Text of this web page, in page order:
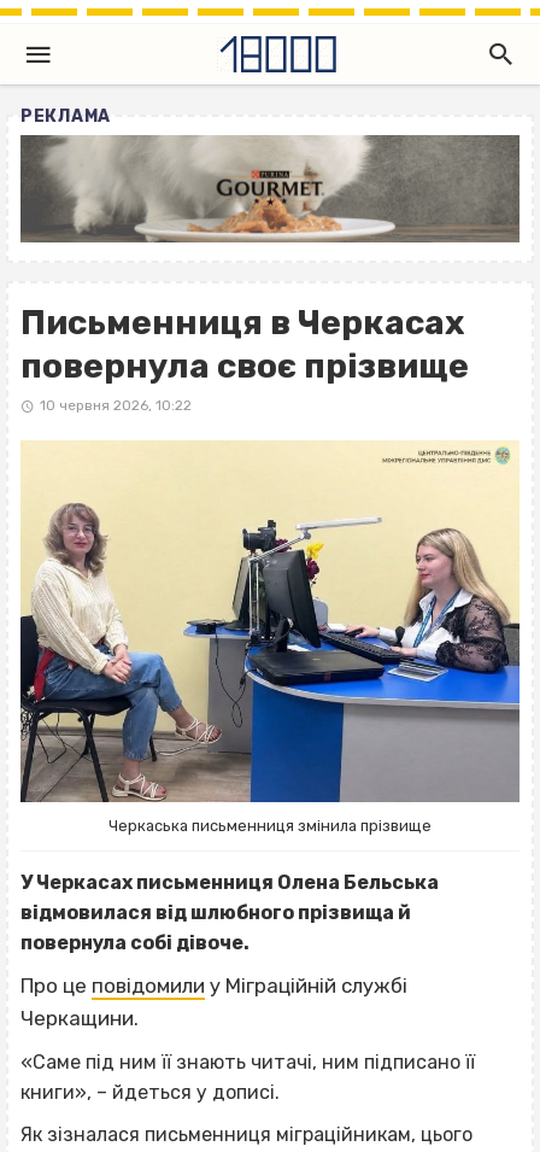
РЕКЛАМА
Письменниця в Черкасах
повернула своє прізвище
10 червня 2026, 10:22
Черкаська письменниця змінила прізвище
У Черкасах письменниця Олена Бельська
відмовилася від шлюбного прізвища й
повернула собі дівоче.
Про це повідомили у Міграційній службі
Черкащини.
«Саме під ним її знають читачі, ним підписано її
книги», – йдеться у дописі.
Як зізналася письменниця міграційникам, цього